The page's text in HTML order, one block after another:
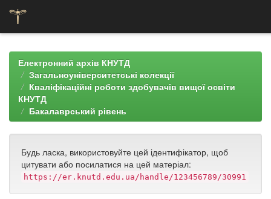
navigationЕлектронний архів КНУТД
Загальноуніверситетські колекції
Кваліфікаційні роботи здобувачів вищої освіти
КНУТД
Бакалаврський рівень
Будь ласка, використовуйте цей ідентифікатор, щоб
цитувати або посилатися на цей матеріал:
https://er.knutd.edu.ua/handle/123456789/30991